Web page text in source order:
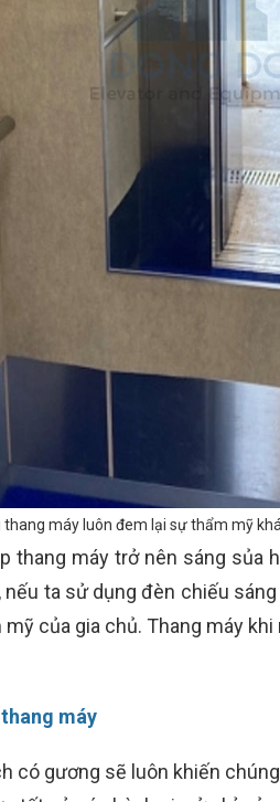
thang máy luôn đem lại sự thẩm mỹ
thang máy trở nên sáng sủa
ta sử dụng đèn chiếu
của gia chủ. Thang máy
máy
có gương sẽ luôn khiến